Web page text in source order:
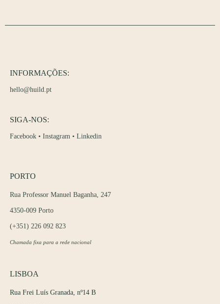
INFORMAÇÕES:
hello@huild.pt
SIGA-NOS:
Facebook • Instagram • Linkedin
PORTO
Rua Professor Manuel Baganha, 247
4350-009 Porto
(+351) 226 092 823
Chamada fixa para a rede nacional
LISBOA
Rua Frei Luís Granada, nº14 B